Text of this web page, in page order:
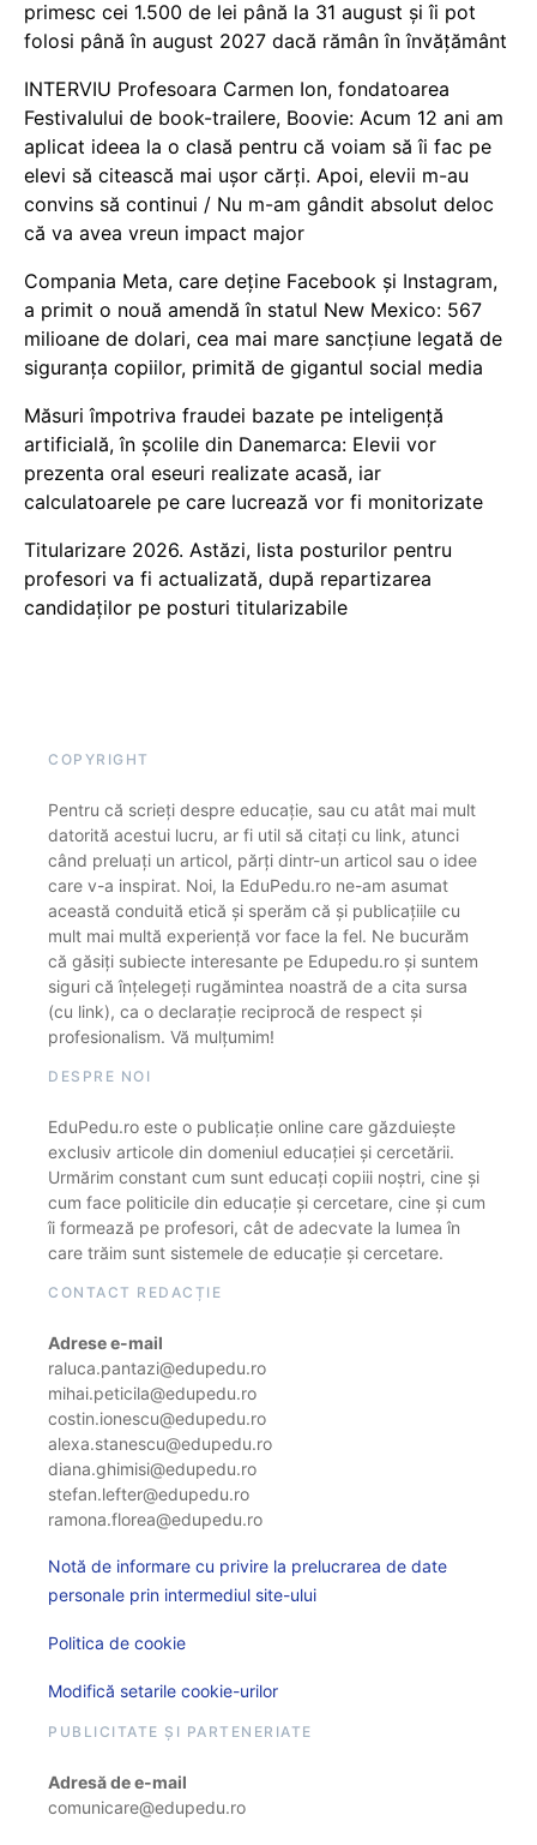
primesc cei 1.500 de lei până la 31 august și îi pot
folosi până în august 2027 dacă rămân în învățământ
INTERVIU Profesoara Carmen Ion, fondatoarea
Festivalului de book-trailere, Boovie: Acum 12 ani am
aplicat ideea la o clasă pentru că voiam să îi fac pe
elevi să citească mai ușor cărți. Apoi, elevii m-au
convins să continui / Nu m-am gândit absolut deloc
că va avea vreun impact major
Compania Meta, care deține Facebook și Instagram,
a primit o nouă amendă în statul New Mexico: 567
milioane de dolari, cea mai mare sancțiune legată de
siguranța copiilor, primită de gigantul social media
Măsuri împotriva fraudei bazate pe inteligență
artificială, în școlile din Danemarca: Elevii vor
prezenta oral eseuri realizate acasă, iar
calculatoarele pe care lucrează vor fi monitorizate
Titularizare 2026. Astăzi, lista posturilor pentru
profesori va fi actualizată, după repartizarea
candidaților pe posturi titularizabile
COPYRIGHT
Pentru că scrieți despre educație, sau cu atât mai mult
datorită acestui lucru, ar fi util să citați cu link, atunci
când preluați un articol, părți dintr-un articol sau o idee
care v-a inspirat. Noi, la EduPedu.ro ne-am asumat
această conduită etică și sperăm că și publicațiile cu
mult mai multă experiență vor face la fel. Ne bucurăm
că găsiți subiecte interesante pe Edupedu.ro și suntem
siguri că înțelegeți rugămintea noastră de a cita sursa
(cu link), ca o declarație reciprocă de respect și
profesionalism. Vă mulțumim!
DESPRE NOI
EduPedu.ro este o publicație online care găzduiește
exclusiv articole din domeniul educației și cercetării.
Urmărim constant cum sunt educați copiii noștri, cine și
cum face politicile din educație și cercetare, cine și cum
îi formează pe profesori, cât de adecvate la lumea în
care trăim sunt sistemele de educație și cercetare.
CONTACT REDACȚIE
Adrese e-mail
raluca.pantazi@edupedu.ro
mihai.peticila@edupedu.ro
costin.ionescu@edupedu.ro
alexa.stanescu@edupedu.ro
diana.ghimisi@edupedu.ro
stefan.lefter@edupedu.ro
ramona.florea@edupedu.ro
Notă de informare cu privire la prelucrarea de date
personale prin intermediul site-ului
Politica de cookie
Modifică setarile cookie-urilor
PUBLICITATE ȘI PARTENERIATE
Adresă de e-mail
comunicare@edupedu.ro